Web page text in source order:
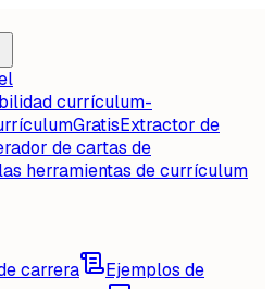
currículum-
GratisExtractor de
de cartas de
herramientas de currículum
carrera
Ejemplos de